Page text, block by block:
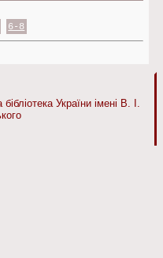
6-8
України імені В. І.